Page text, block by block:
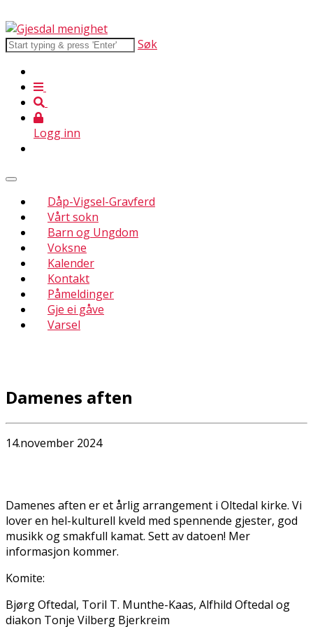
Søk
Logg inn
Dåp-Vigsel-Gravferd
Vårt sokn
Barn og Ungdom
Voksne
Kalender
Kontakt
Påmeldinger
Gje ei gåve
Varsel
Damenes aften
14.november 2024
Damenes aften er et årlig arrangement i Oltedal kirke. Vi
lover en hel-kulturell kveld med spennende gjester, god
musikk og smakfull kaffimat. Sett av datoen! Mer
informasjon kommer.
Komite:
Bjørg Oftedal, Toril T. Munthe-Kaas, Alfhild Oftedal og
diakon Tonje Vilberg Bjerkreim